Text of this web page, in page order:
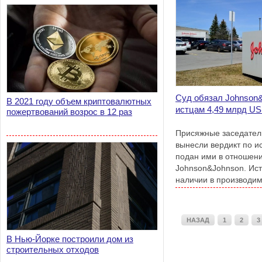
В 2021 году объем криптовалютных
пожертвований возрос в 12 раз
В Нью-Йорке построили дом из
строительных отходов
Суд обязал
истцам 4,49 млрд
Присяжные
вынесли вердикт по
подан ими в
Johnson&Johnson.
наличии в
НАЗАД 1 2 3